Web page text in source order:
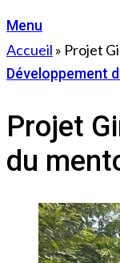
Menu
Accueil » Projet
Développement
Projet
du